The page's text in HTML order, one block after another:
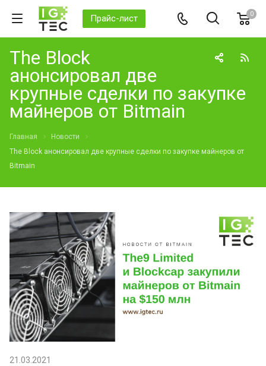
Прайс-лист 0
The Block
анонсировал две
крупные сделки по закупке
майнеров от Bitmain
Главная
Новости
The Block анонсировал две крупные сделки по закупке майнеров от
Bitmain
21.03.2021